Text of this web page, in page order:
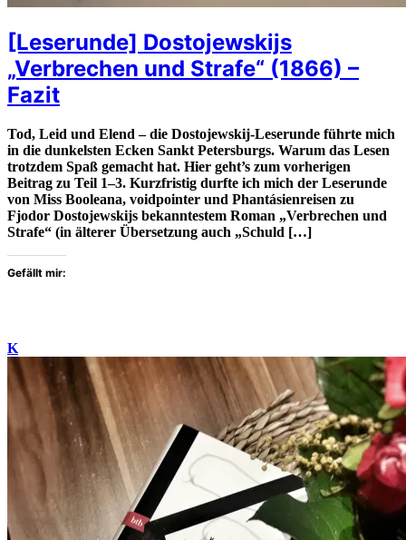
[Leserunde] Dostojewskijs
„Verbrechen und Strafe“ (1866) –
Fazit
Tod, Leid und Elend – die Dostojewskij-Leserunde führte mich
in die dunkelsten Ecken Sankt Petersburgs. Warum das Lesen
trotzdem Spaß gemacht hat. Hier geht’s zum vorherigen
Beitrag zu Teil 1–3. Kurzfristig durfte ich mich der Leserunde
von Miss Booleana, voidpointer und Phantásienreisen zu
Fjodor Dostojewskijs bekanntestem Roman „Verbrechen und
Strafe“ (in älterer Übersetzung auch „Schuld […]
Gefällt mir:
K